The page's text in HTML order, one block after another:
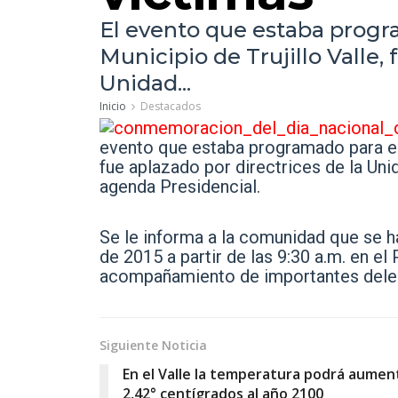
El evento que estaba
Municipio de Trujillo Valle,
Unidad...
Inicio Destacados
evento que estaba programado para
fue aplazado por directrices de la
agenda Presidencial.
Se le informa a la comunidad que se
de 2015 a partir de las 9:30 a.m. en
acompañamiento de importantes
Siguiente Noticia
En el Valle la temperatura podrá
2,42° centígrados al año 2100